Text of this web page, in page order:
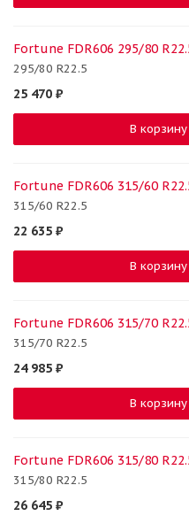
Fortune FDR606 295/80
295/80 R22.5
25 470 ₽
В корзину
Fortune FDR606 315/60
315/60 R22.5
22 635 ₽
В корзину
Fortune FDR606 315/70
315/70 R22.5
24 985 ₽
В корзину
Fortune FDR606 315/80
315/80 R22.5
26 645 ₽